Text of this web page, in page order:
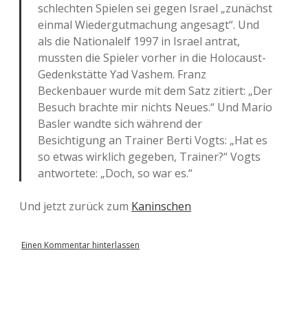
schlechten Spielen sei gegen Israel „zunächst
einmal Wiedergutmachung angesagt“. Und
als die Nationalelf 1997 in Israel antrat,
mussten die Spieler vorher in die Holocaust-
Gedenkstätte Yad Vashem. Franz
Beckenbauer wurde mit dem Satz zitiert: „Der
Besuch brachte mir nichts Neues.“ Und Mario
Basler wandte sich während der
Besichtigung an Trainer Berti Vogts: „Hat es
so etwas wirklich gegeben, Trainer?“ Vogts
antwortete: „Doch, so war es.“
Und jetzt zurück zum Kaninschen
Einen Kommentar hinterlassen